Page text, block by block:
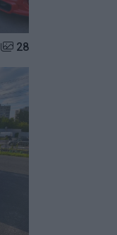
Liczba zdjęć w galerii:
28